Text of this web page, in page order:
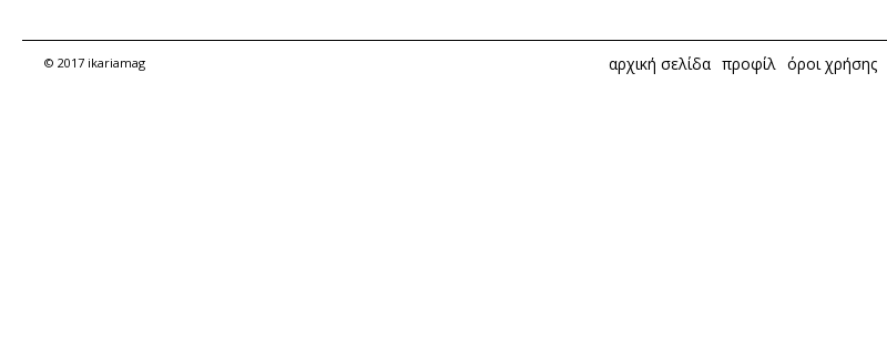
© 2017 ikariamag αρχική σελίδα προφίλ όροι χρήσης